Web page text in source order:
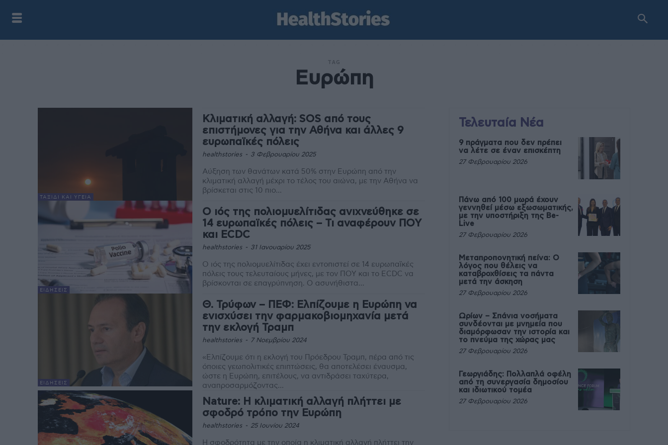
TAG
Ευρώπη
ΤΑΞΊΔΙ ΚΑΙ ΥΓΕΊΑ
Κλιματική αλλαγή: SOS από τους
επιστήμονες για την Αθήνα και άλλες 9
ευρωπαϊκές πόλεις
healthstories - 3 Φεβρουαρίου 2025
Αύξηση των θανάτων κατά 50% στην Ευρώπη από την
κλιματική αλλαγή μέχρι το τέλος του αιώνα, με την Αθήνα να
βρίσκεται στις 10 πιο...
ΕΙΔΉΣΕΙΣ
Ο ιός της πολιομυελίτιδας ανιχνεύθηκε σε
14 ευρωπαϊκές πόλεις – Τι αναφέρουν ΠΟΥ
και ECDC
healthstories - 31 Ιανουαρίου 2025
Ο ιός της πολιομυελίτιδας έχει εντοπιστεί σε 14 ευρωπαϊκές
πόλεις τους τελευταίους μήνες, με τον ΠΟΥ και το ECDC να
βρίσκονται σε επαγρύπνηση. Ο ασυνήθιστα...
ΕΙΔΉΣΕΙΣ
Θ. Τρύφων – ΠΕΦ: Ελπίζουμε η Ευρώπη να
ενισχύσει την φαρμακοβιομηχανία μετά
την εκλογή Τραμπ
healthstories - 7 Νοεμβρίου 2024
«Ελπίζουμε ότι η εκλογή του Πρόεδρου Τραμπ, πέρα από τις
όποιες γεωπολιτικές επιπτώσεις, θα αποτελέσει έναυσμα,
ώστε η Ευρώπη, επιτέλους, να αντιδράσει ταχύτερα,
αναπροσαρμόζοντας...
Nature: Η κλιματική αλλαγή πλήττει με
σφοδρό τρόπο την Ευρώπη
healthstories - 25 Ιουνίου 2024
Η σφοδρότητα με την οποία η κλιματική αλλαγή πλήττει την
Τελευταία Νέα
9 πράγματα που δεν πρέπει
να λέτε σε έναν επισκέπτη
27 Φεβρουαρίου 2026
Πάνω από 100 μωρά έχουν
γεννηθεί μέσω εξωσωματικής,
με την υποστήριξη της Be-
Live
27 Φεβρουαρίου 2026
Μεταπροπονητική πείνα: Ο
λόγος που θέλεις να
καταβροχθίσεις τα πάντα
μετά την άσκηση
27 Φεβρουαρίου 2026
Ωρίων – Σπάνια νοσήματα
συνδέονται με μνημεία που
διαμόρφωσαν την ιστορία και
το πνεύμα της χώρας μας
27 Φεβρουαρίου 2026
Γεωργιάδης: Πολλαπλά οφέλη
από τη συνεργασία δημοσίου
και ιδιωτικού τομέα
27 Φεβρουαρίου 2026